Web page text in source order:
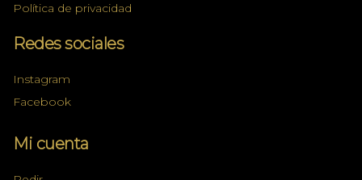
Política de privacidad
Redes sociales
Instagram
Facebook
Mi cuenta